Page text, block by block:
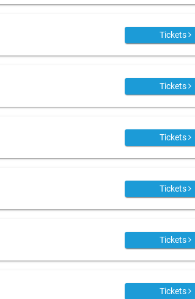
Tickets
Tickets
Tickets
Tickets
Tickets
Tickets